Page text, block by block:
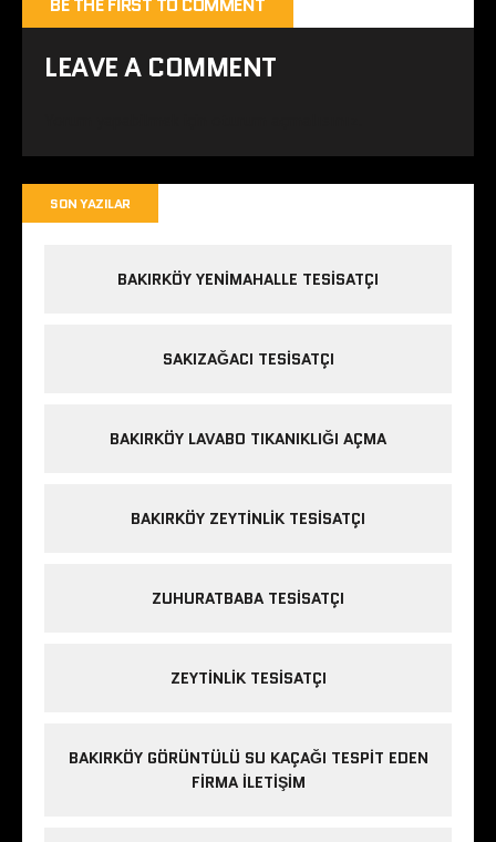
BE THE FIRST TO COMMENT
LEAVE A COMMENT
SON YAZILAR
BAKIRKÖY YENIMAHALLE TESISATÇI
SAKIZAĞACI TESISATÇI
BAKIRKÖY LAVABO TIKANIKLIĞI AÇMA
BAKIRKÖY ZEYTINLIK TESISATÇI
ZUHURATBABA TESISATÇI
ZEYTINLIK TESISATÇI
BAKIRKÖY GÖRÜNTÜLÜ SU KAÇAĞI TESPIT EDEN
FIRMA ILETIŞIM